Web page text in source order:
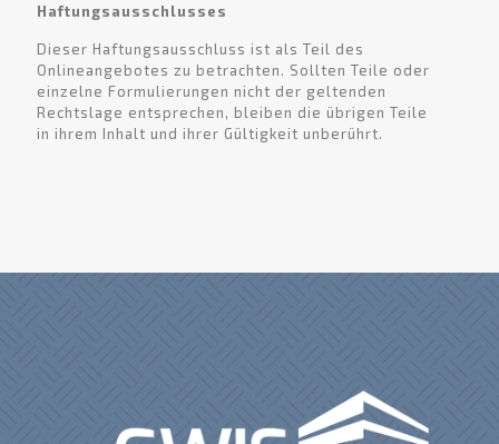
Haftungsausschlusses
Dieser Haftungsausschluss ist als Teil des
Onlineangebotes zu betrachten. Sollten Teile oder
einzelne Formulierungen nicht der geltenden
Rechtslage entsprechen, bleiben die übrigen Teile
in ihrem Inhalt und ihrer Gültigkeit unberührt.